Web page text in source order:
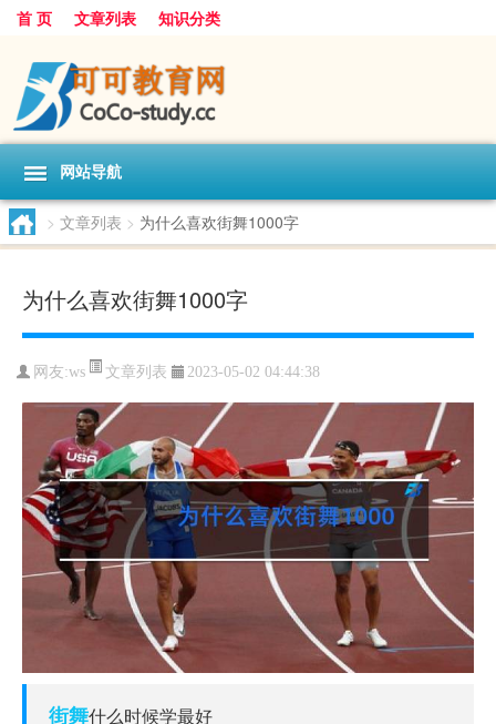
首 页 文章列表 知识分类
网站导航
> 文章列表 > 为什么喜欢街舞1000字
为什么喜欢街舞1000字
网友:ws 文章列表 2023-05-02 04:44:38
街舞什么时候学最好